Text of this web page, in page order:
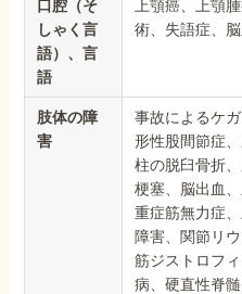
口腔（そ
しゃく言
語）、言
語
上顎癌、上顎
術、失語症、
肢体の障
害
事故によるケ
形性股間節症
柱の脱臼骨折
梗塞、脳出血
重症筋無力症
障害、関節リ
筋ジストロフ
病、硬直性脊